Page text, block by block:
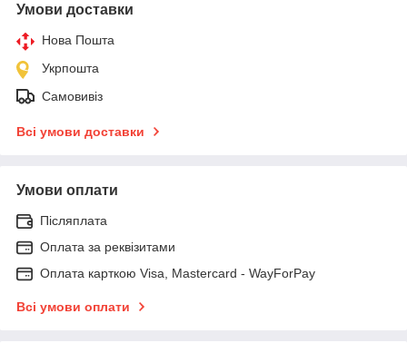
Умови доставки
Нова Пошта
Укрпошта
Самовивіз
Всі умови доставки
Умови оплати
Післяплата
Оплата за реквізитами
Оплата карткою Visa, Mastercard - WayForPay
Всі умови оплати